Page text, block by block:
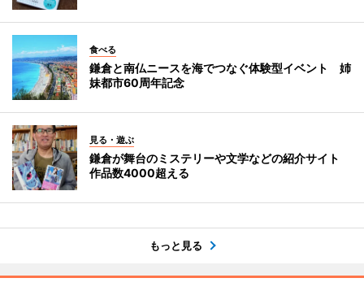
食べる
鎌倉と南仏ニースを海でつなぐ体験型イベント 姉
妹都市60周年記念
見る・遊ぶ
鎌倉が舞台のミステリーや文学などの紹介サイト
作品数4000超える
もっと見る